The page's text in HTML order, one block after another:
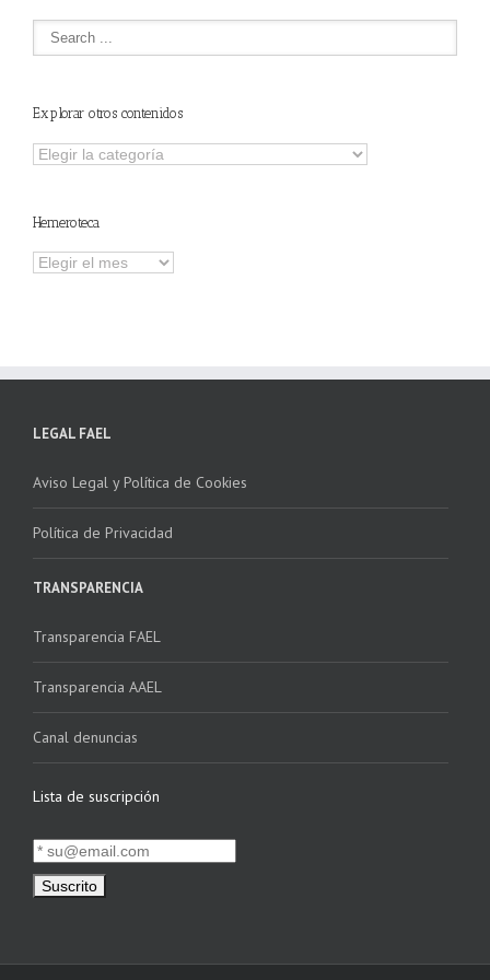
Explorar otros contenidos
Explorar
Hemeroteca
Hemeroteca
LEGAL FAEL
Aviso Legal y Política de Cookies
Política de Privacidad
TRANSPARENCIA
Transparencia FAEL
Transparencia AAEL
Canal denuncias
Lista de suscripción